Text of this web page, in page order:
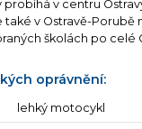
probíhá v centru
v Ostravě-Porubě
školách po celé
oprávnění:
lehký motocykl